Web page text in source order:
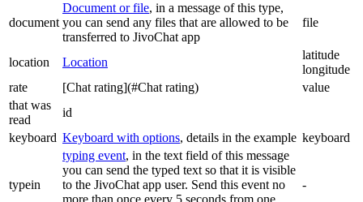
document
Document or file, in a message of this type,
you can send any files that are allowed to be
transferred to JivoChat app
file
location Location
latitude
longitude
rate
[Chat rating](#Chat rating)
value
that was
read
id
keyboard Keyboard with options, details in the example keyboard
typein
typing event, in the text field of this message
you can send the typed text so that it is visible
to the JivoChat app user. Send this event no
-